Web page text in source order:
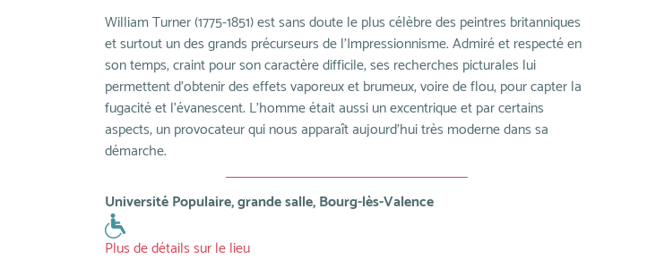
William Turner (1775-1851) est sans doute le plus célèbre des peintres britanniques
et surtout un des grands précurseurs de l’Impressionnisme. Admiré et respecté en
son temps, craint pour son caractère difficile, ses recherches picturales lui
permettent d'obtenir des effets vaporeux et brumeux, voire de flou, pour capter la
fugacité et l’évanescent. L’homme était aussi un excentrique et par certains
aspects, un provocateur qui nous apparaît aujourd’hui très moderne dans sa
démarche.
Université Populaire, grande salle, Bourg-lès-Valence
Plus de détails sur le lieu